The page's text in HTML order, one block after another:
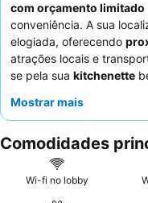
com orçamento limitado
conveniência. A sua
elogiada, oferecendo
atrações locais e
se pela sua kitchenette
para que os hóspedes
funcionários
particularmente a
atmosfera acolhedora.
Mostrar mais
Comodidades
Wi-fi no lobby